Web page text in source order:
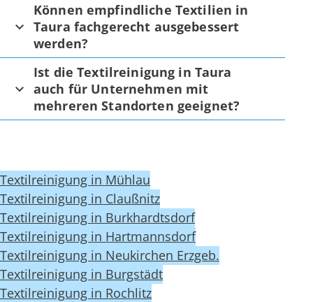
Können empfindliche Textilien in
Taura fachgerecht ausgebessert
werden?
Ist die Textilreinigung in Taura
auch für Unternehmen mit
mehreren Standorten geeignet?
Textilreinigung in Mühlau
Textilreinigung in Claußnitz
Textilreinigung in Burkhardtsdorf
Textilreinigung in Hartmannsdorf
Textilreinigung in Neukirchen Erzgeb.
Textilreinigung in Burgstädt
Textilreinigung in Rochlitz